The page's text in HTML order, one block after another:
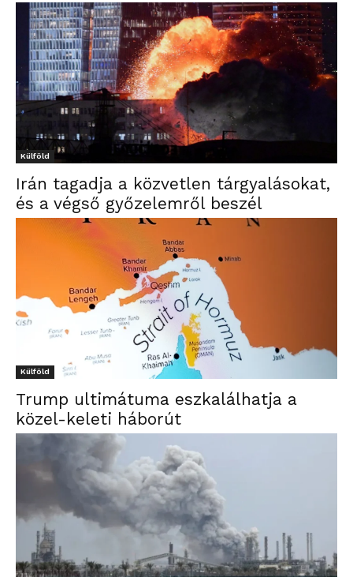
Külföld
Irán tagadja a közvetlen tárgyalásokat,
és a végső győzelemről beszél
Külföld
Trump ultimátuma eszkalálhatja a
közel-keleti háborút